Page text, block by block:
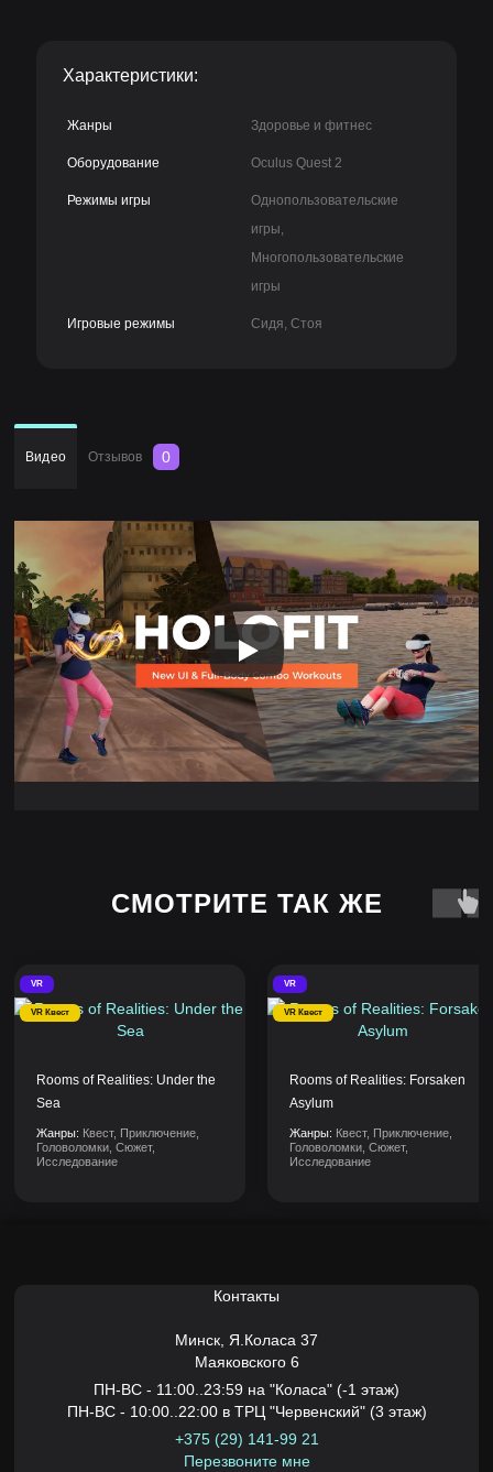
Характеристики:
Жанры Здоровье и фитнес
Оборудование Oculus Quest 2
Режимы игры
Однопользовательские
игры,
Многопользовательские
игры
Игровые режимы Сидя, Стоя
Видео Отзывов 0
СМОТРИТЕ ТАК ЖЕ
VR
VR Квест
Rooms of Realities: Under the
Sea
Жанры: Квест, Приключение,
Головоломки, Сюжет,
Исследование
VR
VR Квест
Rooms of Realities: Forsaken
Asylum
Жанры: Квест, Приключение,
Головоломки, Сюжет,
Исследование
Контакты
Минск, Я.Коласа 37
Маяковского 6
ПН-ВС - 11:00..23:59 на "Коласа" (-1 этаж)
ПН-ВС - 10:00..22:00 в ТРЦ "Червенский" (3 этаж)
+375 (29) 141-99 21
Перезвоните мне